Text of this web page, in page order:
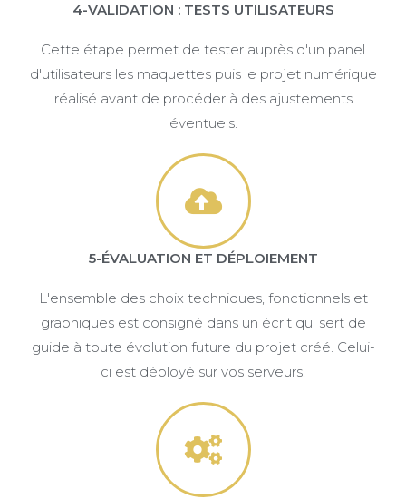
4-VALIDATION : TESTS UTILISATEURS
Cette étape permet de tester auprès d'un panel
d'utilisateurs les maquettes puis le projet numérique
réalisé avant de procéder à des ajustements
éventuels.
5-ÉVALUATION ET DÉPLOIEMENT
L'ensemble des choix techniques, fonctionnels et
graphiques est consigné dans un écrit qui sert de
guide à toute évolution future du projet créé. Celui-
ci est déployé sur vos serveurs.